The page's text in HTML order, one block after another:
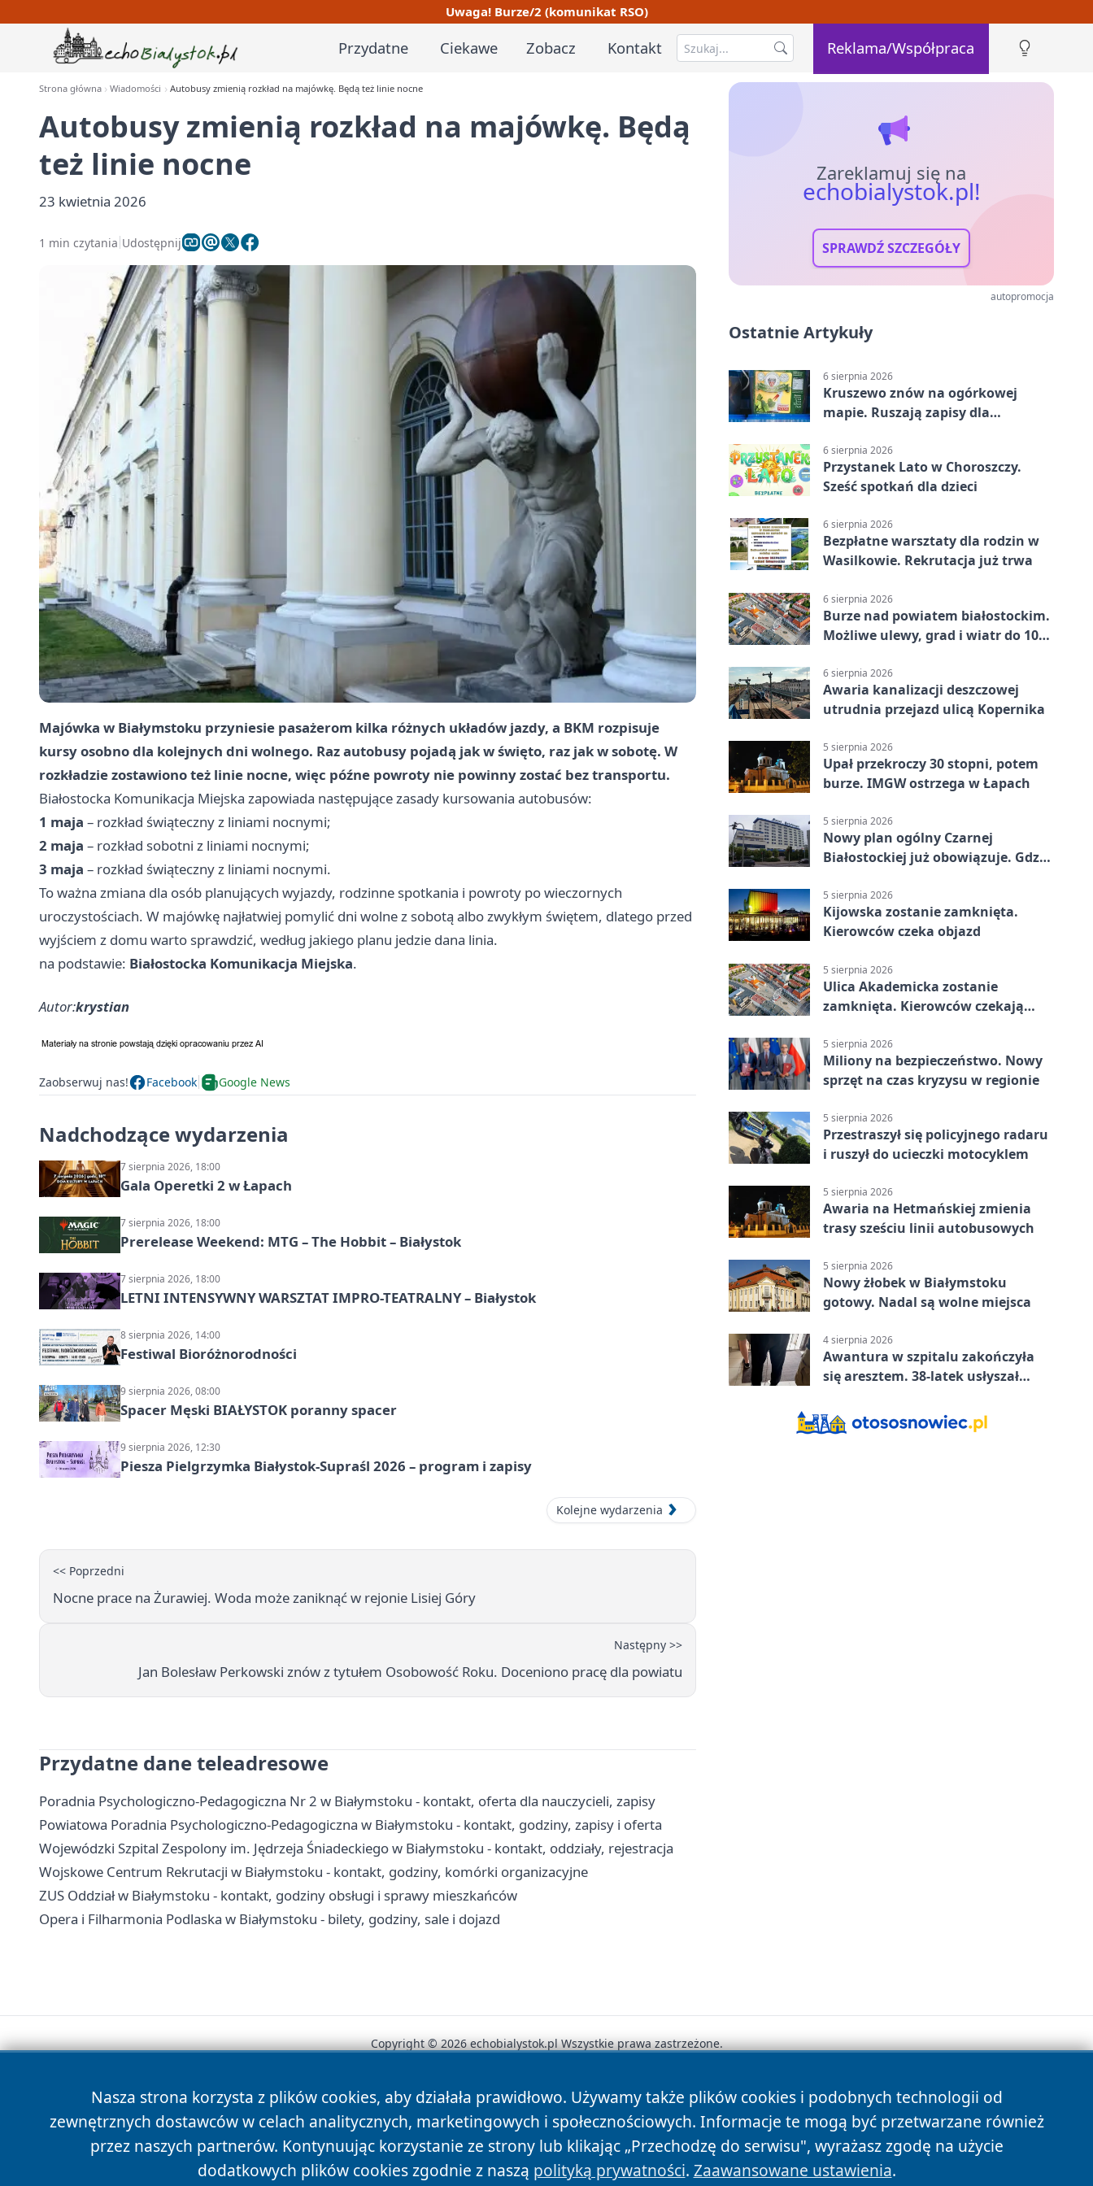
Uwaga! Burze/2 (komunikat RSO)
Przydatne Ciekawe Zobacz Kontakt Reklama/Współpraca
Strona główna Wiadomości Autobusy zmienią rozkład na majówkę. Będą też linie nocne
Autobusy zmienią rozkład na majówkę. Będą
też linie nocne
23 kwietnia 2026
1 min czytania Udostępnij
Majówka w Białymstoku przyniesie pasażerom kilka różnych układów jazdy, a BKM rozpisuje
kursy osobno dla kolejnych dni wolnego. Raz autobusy pojadą jak w święto, raz jak w sobotę. W
rozkładzie zostawiono też linie nocne, więc późne powroty nie powinny zostać bez transportu.
Białostocka Komunikacja Miejska zapowiada następujące zasady kursowania autobusów:
1 maja – rozkład świąteczny z liniami nocnymi;
2 maja – rozkład sobotni z liniami nocnymi;
3 maja – rozkład świąteczny z liniami nocnymi.
To ważna zmiana dla osób planujących wyjazdy, rodzinne spotkania i powroty po wieczornych
uroczystościach. W majówkę najłatwiej pomylić dni wolne z sobotą albo zwykłym świętem, dlatego przed
wyjściem z domu warto sprawdzić, według jakiego planu jedzie dana linia.
na podstawie: Białostocka Komunikacja Miejska.
Autor:krystian
Zaobserwuj nas! Facebook Google News
Nadchodzące wydarzenia
7 sierpnia 2026, 18:00
Gala Operetki 2 w Łapach
7 sierpnia 2026, 18:00
Prerelease Weekend: MTG – The Hobbit – Białystok
7 sierpnia 2026, 18:00
LETNI INTENSYWNY WARSZTAT IMPRO-TEATRALNY – Białystok
8 sierpnia 2026, 14:00
Festiwal Bioróżnorodności
9 sierpnia 2026, 08:00
Spacer Męski BIAŁYSTOK poranny spacer
9 sierpnia 2026, 12:30
Piesza Pielgrzymka Białystok-Supraśl 2026 – program i zapisy
Kolejne wydarzenia
<< Poprzedni
Nocne prace na Żurawiej. Woda może zaniknąć w rejonie Lisiej Góry
Następny >>
Jan Bolesław Perkowski znów z tytułem Osobowość Roku. Doceniono pracę dla powiatu
Przydatne dane teleadresowe
Poradnia Psychologiczno-Pedagogiczna Nr 2 w Białymstoku - kontakt, oferta dla nauczycieli, zapisy
Powiatowa Poradnia Psychologiczno-Pedagogiczna w Białymstoku - kontakt, godziny, zapisy i oferta
Wojewódzki Szpital Zespolony im. Jędrzeja Śniadeckiego w Białymstoku - kontakt, oddziały, rejestracja
Wojskowe Centrum Rekrutacji w Białymstoku - kontakt, godziny, komórki organizacyjne
ZUS Oddział w Białymstoku - kontakt, godziny obsługi i sprawy mieszkańców
Opera i Filharmonia Podlaska w Białymstoku - bilety, godziny, sale i dojazd
Zareklamuj się na
echobialystok.pl!
SPRAWDŹ SZCZEGÓŁY
autopromocja
Ostatnie Artykuły
6 sierpnia 2026
Kruszewo znów na ogórkowej
mapie. Ruszają zapisy dla
6 sierpnia 2026
Przystanek Lato w Choroszczy.
Sześć spotkań dla dzieci
6 sierpnia 2026
Bezpłatne warsztaty dla rodzin w
Wasilkowie. Rekrutacja już trwa
6 sierpnia 2026
Burze nad powiatem białostockim.
Możliwe ulewy, grad i wiatr do 100
6 sierpnia 2026
Awaria kanalizacji deszczowej
utrudnia przejazd ulicą Kopernika
5 sierpnia 2026
Upał przekroczy 30 stopni, potem
burze. IMGW ostrzega w Łapach
5 sierpnia 2026
Nowy plan ogólny Czarnej
Białostockiej już obowiązuje. Gdzie
5 sierpnia 2026
Kijowska zostanie zamknięta.
Kierowców czeka objazd
5 sierpnia 2026
Ulica Akademicka zostanie
zamknięta. Kierowców czekają
5 sierpnia 2026
Miliony na bezpieczeństwo. Nowy
sprzęt na czas kryzysu w regionie
5 sierpnia 2026
Przestraszył się policyjnego radaru
i ruszył do ucieczki motocyklem
5 sierpnia 2026
Awaria na Hetmańskiej zmienia
trasy sześciu linii autobusowych
5 sierpnia 2026
Nowy żłobek w Białymstoku
gotowy. Nadal są wolne miejsca
4 sierpnia 2026
Awantura w szpitalu zakończyła
się aresztem. 38-latek usłyszał
Nasza strona korzysta z plików cookies, aby działała prawidłowo. Używamy także plików cookies i podobnych technologii od
zewnętrznych dostawców w celach analitycznych, marketingowych i społecznościowych. Informacje te mogą być przetwarzane również
przez naszych partnerów. Kontynuując korzystanie ze strony lub klikając „Przechodzę do serwisu", wyrażasz zgodę na użycie
dodatkowych plików cookies zgodnie z naszą polityką prywatności. Zaawansowane ustawienia.
Copyright © 2026 echobialystok.pl Wszystkie prawa zastrzeżone.
News Autorzy Polityka Prywatności Polityka Cookies